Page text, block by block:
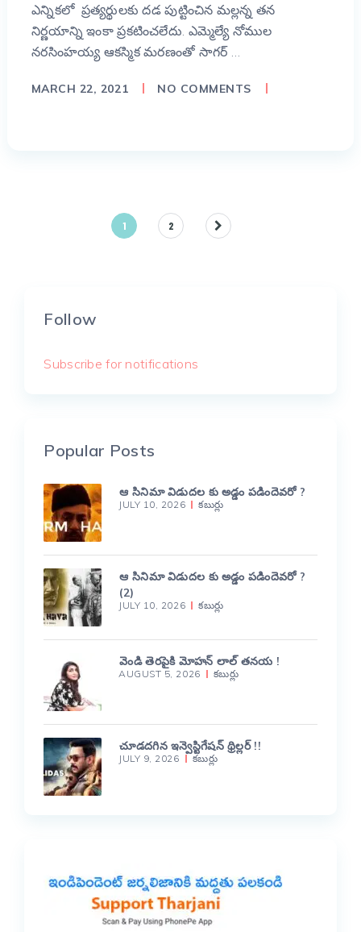
ఎన్నికలో ప్రత్యర్థులకు దడ పుట్టించిన మల్లన్న తన
నిర్ణయాన్ని ఇంకా ప్రకటించలేదు. ఎమ్మెల్యే నోముల
నరసింహయ్య ఆకస్మిక మరణంతో సాగర్ …
MARCH 22, 2021 NO COMMENTS
1 2
Follow
Subscribe for notifications
Popular Posts
ఆ సినిమా విడుదల కు అడ్డం పడిందెవరో ?
JULY 10, 2026 కబుర్లు
ఆ సినిమా విడుదల కు అడ్డం పడిందెవరో ?
(2)
JULY 10, 2026 కబుర్లు
వెండి తెరపైకి మోహన్ లాల్ తనయ !
AUGUST 5, 2026 కబుర్లు
చూడదగిన ఇన్వెస్టిగేషన్ థ్రిల్లర్ !!
JULY 9, 2026 కబుర్లు